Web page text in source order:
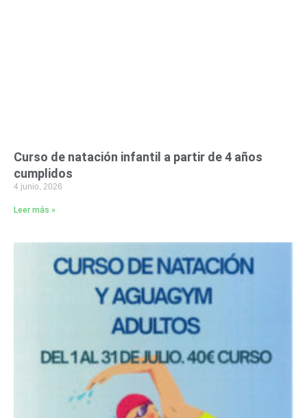
Curso de natación infantil a partir de 4 años
cumplidos
4 junio, 2026
Leer más »